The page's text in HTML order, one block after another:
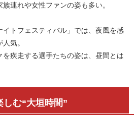
連れや女性ファンの姿も多い。
トフェスティバル」では、夜風を感
気。
疾走する選手たちの姿は、昼間とは
む“大垣時間”